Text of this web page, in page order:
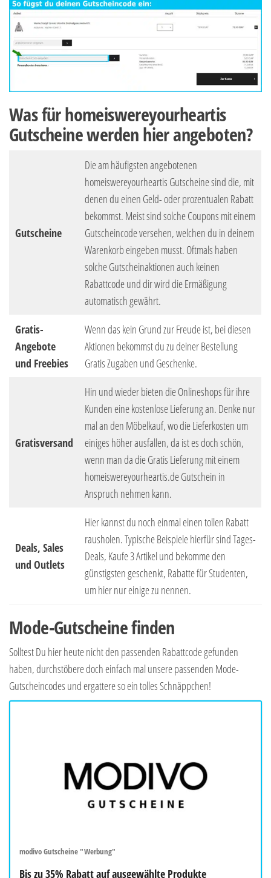
Was für homeiswereyourheartis
Gutscheine werden hier angeboten?
Gutscheine
Die am häufigsten angebotenen
homeiswereyourheartis Gutscheine sind die, mit
denen du einen Geld- oder prozentualen Rabatt
bekommst. Meist sind solche Coupons mit einem
Gutscheincode versehen, welchen du in deinem
Warenkorb eingeben musst. Oftmals haben
solche Gutscheinaktionen auch keinen
Rabattcode und dir wird die Ermäßigung
automatisch gewährt.
Gratis-
Angebote
und Freebies
Wenn das kein Grund zur Freude ist, bei diesen
Aktionen bekommst du zu deiner Bestellung
Gratis Zugaben und Geschenke.
Gratisversand
Hin und wieder bieten die Onlineshops für ihre
Kunden eine kostenlose Lieferung an. Denke nur
mal an den Möbelkauf, wo die Lieferkosten um
einiges höher ausfallen, da ist es doch schön,
wenn man da die Gratis Lieferung mit einem
homeiswereyourheartis.de Gutschein in
Anspruch nehmen kann.
Deals, Sales
und Outlets
Hier kannst du noch einmal einen tollen Rabatt
rausholen. Typische Beispiele hierfür sind Tages-
Deals, Kaufe 3 Artikel und bekomme den
günstigsten geschenkt, Rabatte für Studenten,
um hier nur einige zu nennen.
Mode-Gutscheine finden
Solltest Du hier heute nicht den passenden Rabattcode gefunden
haben, durchstöbere doch einfach mal unsere passenden Mode-
Gutscheincodes und ergattere so ein tolles Schnäppchen!
modivo Gutscheine "Werbung"
Bis zu 35% Rabatt auf ausgewählte Produkte